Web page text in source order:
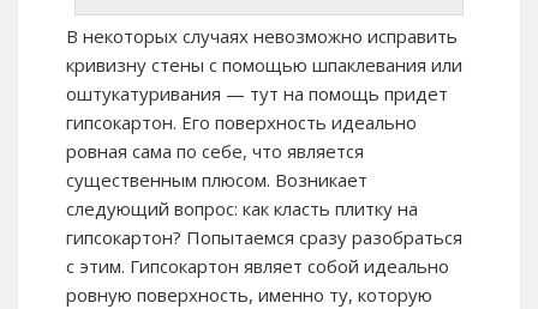
В некоторых случаях невозможно исправить
кривизну стены с помощью шпаклевания или
оштукатуривания — тут на помощь придет
гипсокартон. Его поверхность идеально
ровная сама по себе, что является
существенным плюсом. Возникает
следующий вопрос: как класть плитку на
гипсокартон? Попытаемся сразу разобраться
с этим. Гипсокартон являет собой идеально
ровную поверхность, именно ту, которую